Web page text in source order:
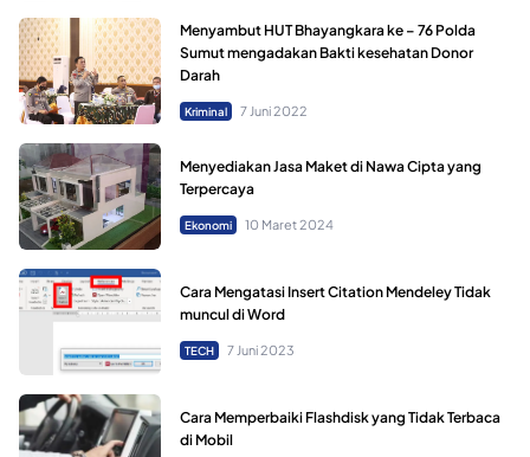
Menyambut HUT Bhayangkara ke – 76 Polda
Sumut mengadakan Bakti kesehatan Donor
Darah
Kriminal 7 Juni 2022
Menyediakan Jasa Maket di Nawa Cipta yang
Terpercaya
Ekonomi 10 Maret 2024
Cara Mengatasi Insert Citation Mendeley Tidak
muncul di Word
TECH 7 Juni 2023
Cara Memperbaiki Flashdisk yang Tidak Terbaca
di Mobil